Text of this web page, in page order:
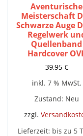
Aventurische
Meisterschaft
Schwarze Auge
Regelwerk
Quellenband
Hardcover
39,95 €
inkl. 7 % MwSt.
Zustand: Neu
zzgl.
Lieferzeit: bis zu 5